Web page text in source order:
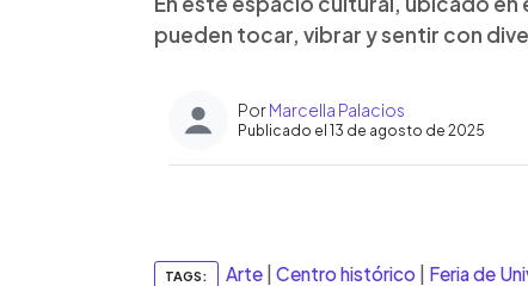
pueden tocar, vibrar y sentir con
PorMarcella Palacios
Publicado el 13 de agosto de 2025
► Escuchar artículo
TAGS: Arte Centro histórico Feria de